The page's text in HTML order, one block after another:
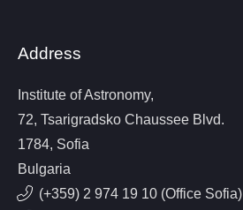
Address
Institute of Astronomy,
72, Tsarigradsko Chaussee Blvd.
1784, Sofia
Bulgaria
(+359) 2 974 19 10 (Office Sofia)